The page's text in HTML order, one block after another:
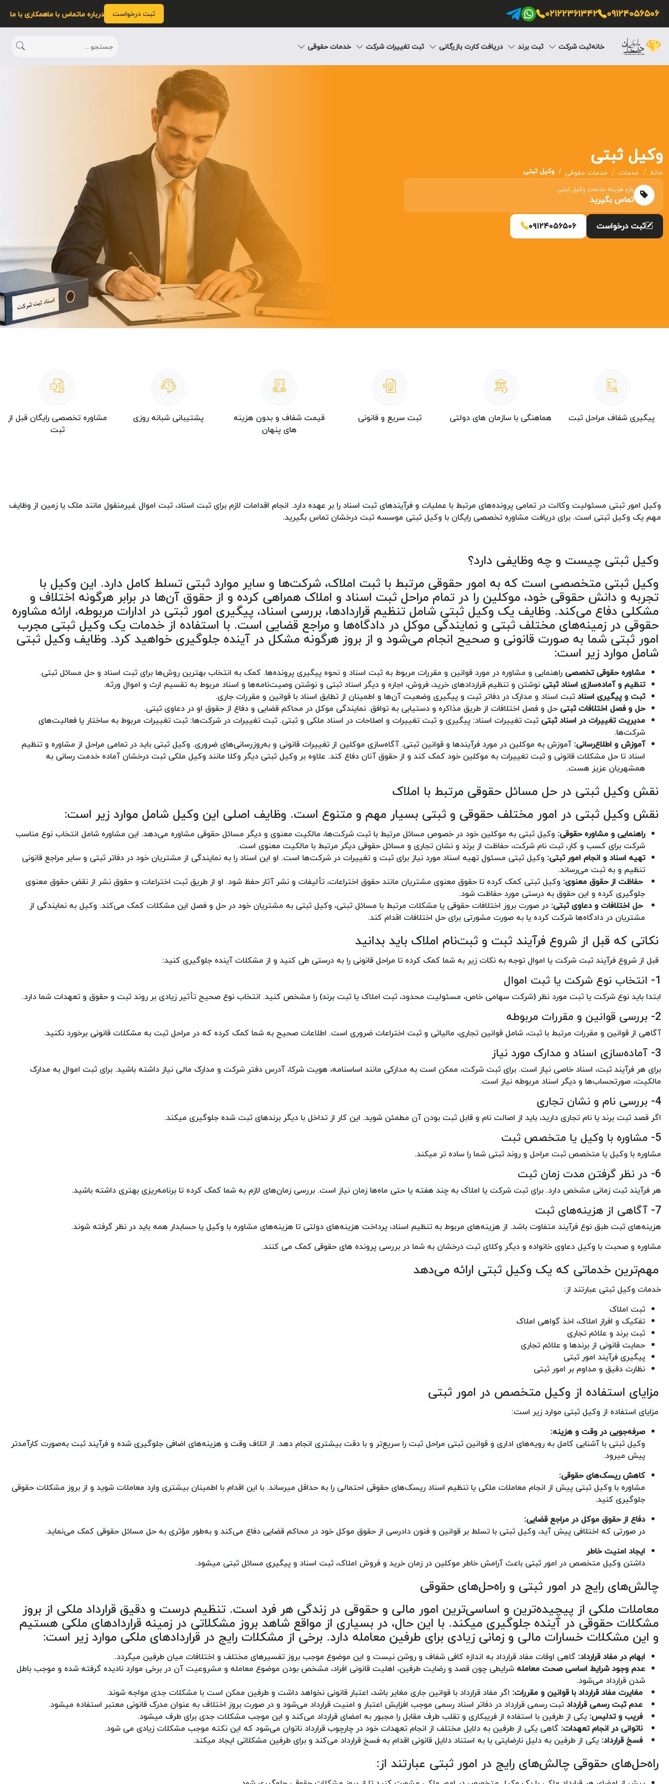
۰۹۱۲۴۰۵۶۵۰۶ ۰۲۱۲۲۳۶۱۳۴۲ ثبت درخواست درباره ماتماس با ماهمکاری با ما
خانهثبت شرکت ثبت برند دریافت کارت بازرگانی ثبت تغییرات شرکت خدمات حقوقی
وکیل ثبتی
خانه خدمات خدمات حقوقی وکیل ثبتی
بازه هزینه خدمات وکیل ثبتی
تماس بگیرید
ثبت درخواست
۰۹۱۲۴۰۵۶۵۰۶
پیگیری شفاف مراحل ثبت هماهنگی با سازمان های دولتی ثبت سریع و قانونی
قیمت شفاف و بدون هزینه
های پنهان
پشتیبانی شبانه روزی
مشاوره تخصصی رایگان قبل از
ثبت
وکیل امور ثبتی مسئولیت وکالت در تمامی پرونده‌های مرتبط با عملیات و فرآیندهای ثبت اسناد را بر عهده دارد. انجام اقدامات لازم برای ثبت اسناد، ثبت اموال غیرمنقول مانند ملک یا زمین از وظایف
مهم یک وکیل ثبتی است. برای دریافت مشاوره تخصصی رایگان با وکیل ثبتی موسسه ثبت درخشان تماس بگیرید.
وکیل ثبتی چیست و چه وظایفی دارد؟
وکیل ثبتی متخصصی است که به امور حقوقی مرتبط با ثبت املاک، شرکت‌ها و سایر موارد ثبتی تسلط کامل دارد. این وکیل با
تجربه و دانش حقوقی خود، موکلین را در تمام مراحل ثبت اسناد و املاک همراهی کرده و از حقوق آن‌ها در برابر هرگونه اختلاف و
مشکلی دفاع می‌کند. وظایف یک وکیل ثبتی شامل تنظیم قراردادها، بررسی اسناد، پیگیری امور ثبتی در ادارات مربوطه، ارائه مشاوره
حقوقی در زمینه‌های مختلف ثبتی و نمایندگی موکل در دادگاه‌ها و مراجع قضایی است. با استفاده از خدمات یک وکیل ثبتی مجرب
امور ثبتی شما به صورت قانونی و صحیح انجام می‌شود و از بروز هرگونه مشکل در آینده جلوگیری خواهید کرد. وظایف وکیل ثبتی
شامل موارد زیر است:
مشاوره حقوقی تخصصی راهنمایی و مشاوره در مورد قوانین و مقررات مربوط به ثبت اسناد و نحوه پیگیری پرونده‌ها. کمک به انتخاب بهترین روش‌ها برای ثبت اسناد و حل مسائل ثبتی.
تنظیم و آماده‌سازی اسناد ثبتی نوشتن و تنظیم قراردادهای خرید، فروش، اجاره و دیگر اسناد ثبتی و نوشتن وصیت‌نامه‌ها و اسناد مربوط به تقسیم ارث و اموال ورثه.
ثبت و پیگیری اسنادثبت اسناد و مدارک در دفاتر ثبت و پیگیری وضعیت آن‌ها و اطمینان از تطابق اسناد با قوانین و مقررات جاری.
حل و فصل اختلافات ثبتی حل و فصل اختلافات از طریق مذاکره و دستیابی به توافق. نمایندگی موکل در محاکم قضایی و دفاع از حقوق او در دعاوی ثبتی.
مدیریت تغییرات در اسناد ثبتی ثبت تغییرات اسناد: پیگیری و ثبت تغییرات و اصلاحات در اسناد ملکی و ثبتی. ثبت تغییرات در شرکت‌ها: ثبت تغییرات مربوط به ساختار یا فعالیت‌های
شرکت‌ها.
آموزش و اطلاع‌رسانی: آموزش به موکلین در مورد فرآیندها و قوانین ثبتی. آگاه‌سازی موکلین از تغییرات قانونی و به‌روزرسانی‌های ضروری. وکیل ثبتی باید در تمامی مراحل از مشاوره و تنظیم
اسناد تا حل مشکلات قانونی و ثبت تغییرات به موکلین خود کمک کند و از حقوق آنان دفاع کند. علاوه بر وکیل ثبتی دیگر وکلا مانند وکیل ملکی ثبت درخشان آماده خدمت رسانی به
همشهریان عزیز هست.
نقش وکیل ثبتی در حل مسائل حقوقی مرتبط با املاک
نقش وکیل ثبتی در امور مختلف حقوقی و ثبتی بسیار مهم و متنوع است. وظایف اصلی این وکیل شامل موارد زیر است:
راهنمایی و مشاوره حقوقی: وکیل ثبتی به موکلین خود در خصوص مسائل مرتبط با ثبت شرکت‌ها، مالکیت معنوی و دیگر مسائل حقوقی مشاوره می‌دهد. این مشاوره شامل انتخاب نوع مناسب
شرکت برای کسب و کار، ثبت نام شرکت، حفاظت از برند و نشان تجاری و مسائل حقوقی دیگر مرتبط با مالکیت معنوی است.
تهیه اسناد و انجام امور ثبتی: وکیل ثبتی مسئول تهیه اسناد مورد نیاز برای ثبت و تغییرات در شرکت‌ها است. او این اسناد را به نمایندگی از مشتریان خود در دفاتر ثبتی و سایر مراجع قانونی
تنظیم و به ثبت می‌رساند.
‌ حفاظت از حقوق معنوی: وکیل ثبتی کمک کرده تا حقوق معنوی مشتریان مانند حقوق اختراعات، تألیفات و نشر آثار حفظ شود. او از طریق ثبت اختراعات و حقوق نشر از نقض حقوق معنوی
جلوگیری کرده و این حقوق به درستی مورد حفاظت شود.
‌ حل اختلافات و دعاوی ثبتی: در صورت بروز اختلافات حقوقی یا مشکلات مرتبط با مسائل ثبتی، وکیل ثبتی به مشتریان خود در حل و فصل این مشکلات کمک می‌کند. وکیل به نمایندگی از
مشتریان در دادگاه‌ها شرکت کرده یا به صورت مشورتی برای حل اختلافات اقدام کند.
نکاتی که قبل از شروع فرآیند ثبت و ثبت‌نام املاک باید بدانید
قبل از شروع فرآیند ثبت شرکت یا اموال توجه به نکات زیر به شما کمک کرده تا مراحل قانونی را به درستی طی کنید و از مشکلات آینده جلوگیری کنید:
1- انتخاب نوع شرکت یا ثبت اموال
ابتدا باید نوع شرکت یا ثبت مورد نظر (شرکت سهامی خاص، مسئولیت محدود، ثبت املاک یا ثبت برند) را مشخص کنید. انتخاب نوع صحیح تأثیر زیادی بر روند ثبت و حقوق و تعهدات شما دارد.
2- بررسی قوانین و مقررات مربوطه
آگاهی از قوانین و مقررات مرتبط با ثبت، شامل قوانین تجاری، مالیاتی و ثبت اختراعات ضروری است. اطلاعات صحیح به شما کمک کرده که در مراحل ثبت به مشکلات قانونی برخورد نکنید.
3- آماده‌سازی اسناد و مدارک مورد نیاز
برای هر فرآیند ثبت، اسناد خاصی نیاز است. برای ثبت شرکت، ممکن است به مدارکی مانند اساسنامه، هویت شرکا، آدرس دفتر شرکت و مدارک مالی نیاز داشته باشید. برای ثبت اموال به مدارک
مالکیت، صورتحساب‌ها و دیگر اسناد مربوطه نیاز است.
4- بررسی نام و نشان تجاری
اگر قصد ثبت برند یا نام تجاری دارید، باید از اصالت نام و قابل ثبت بودن آن مطمئن شوید. این کار از تداخل با دیگر برندهای ثبت شده جلوگیری میکند.
5- مشاوره با وکیل یا متخصص ثبت
مشاوره با وکیل یا متخصص ثبت مراحل و روند ثبتی شما را ساده تر میکند.
6- در نظر گرفتن مدت زمان ثبت
هر فرآیند ثبت زمانی مشخص دارد. برای ثبت شرکت یا املاک به چند هفته یا حتی ماه‌ها زمان نیاز است. بررسی زمان‌های لازم به شما کمک کرده تا برنامه‌ریزی بهتری داشته باشید.
7- آگاهی از هزینه‌های ثبت
هزینه‌های ثبت طبق نوع فرآیند متفاوت باشد. از هزینه‌های مربوط به تنظیم اسناد، پرداخت هزینه‌های دولتی تا هزینه‌های مشاوره با وکیل یا حسابدار همه باید در نظر گرفته شوند.
مشاوره و صحبت با وکیل دعاوی خانواده و دیگر وکلای ثبت درخشان به شما در بررسی پرونده های حقوقی کمک می کنند.
مهم‌ترین خدماتی که یک وکیل ثبتی ارائه می‌دهد
خدمات وکیل ثبتی عبارتند از:
ثبت املاک
تفکیک و افراز املاک، اخذ گواهی املاک
ثبت برند و علائم تجاری
حمایت قانونی از برندها و علائم تجاری
پیگیری فرآیند امور ثبتی
نظارت دقیق و مداوم بر امور ثبتی
مزایای استفاده از وکیل متخصص در امور ثبتی
مزایای استفاده از وکیل ثبتی موارد زیر است:
صرفه‌جویی در وقت و هزینه:
وکیل ثبتی با آشنایی کامل به رویه‌های اداری و قوانین ثبتی مراحل ثبت را سریع‌تر و با دقت بیشتری انجام دهد. از اتلاف وقت و هزینه‌های اضافی جلوگیری شده و فرآیند ثبت به‌صورت کارآمدتر
پیش میرود.
کاهش ریسک‌های حقوقی:
مشاوره با وکیل ثبتی پیش از انجام معاملات ملکی یا تنظیم اسناد ریسک‌های حقوقی احتمالی را به حداقل میرساند. با این اقدام با اطمینان بیشتری وارد معاملات شوید و از بروز مشکلات حقوقی
جلوگیری کنید.
دفاع از حقوق موکل در مراجع قضایی:
در صورتی که اختلافی پیش آید، وکیل ثبتی با تسلط بر قوانین و فنون دادرسی از حقوق موکل خود در محاکم قضایی دفاع می‌کند و به‌طور مؤثری به حل مسائل حقوقی کمک می‌نماید.
ایجاد امنیت خاطر
داشتن وکیل متخصص در امور ثبتی باعث آرامش خاطر موکلین در زمان خرید و فروش املاک، ثبت اسناد و پیگیری مسائل ثبتی میشود.
چالش‌های رایج در امور ثبتی و راه‌حل‌های حقوقی
معاملات ملکی از پیچیده‌ترین و اساسی‌ترین امور مالی و حقوقی در زندگی هر فرد است. تنظیم درست و دقیق قرارداد ملکی از بروز
مشکلات حقوقی در آینده جلوگیری میکند. با این حال، در بسیاری از مواقع شاهد بروز مشکلاتی در زمینه قراردادهای ملکی هستیم
و این مشکلات خسارات مالی و زمانی زیادی برای طرفین معامله دارد. برخی از مشکلات رایج در قراردادهای ملکی موارد زیر است:
ابهام در مفاد قرارداد: گاهی اوقات مفاد قرارداد به اندازه کافی شفاف و روشن نیست و این موضوع موجب بروز تفسیرهای مختلف و اختلافات میان طرفین میگردد.
عدم وجود شرایط اساسی صحت معامله شرایطی چون قصد و رضایت طرفین، اهلیت قانونی افراد، مشخص بودن موضوع معامله و مشروعیت آن در برخی موارد نادیده گرفته شده و موجب باطل
شدن قرارداد می‌شود.
‌ مغایرت مفاد قرارداد با قوانین و مقررات: اگر مفاد قرارداد با قوانین جاری مغایر باشد، اعتبار قانونی نخواهد داشت و طرفین ممکن است با مشکلات جدی مواجه شوند.
‌ عدم ثبت رسمی قراردادثبت رسمی قرارداد در دفاتر اسناد رسمی موجب افزایش اعتبار و امنیت قرارداد می‌شود و در صورت بروز اختلاف به عنوان مدرک قانونی معتبر استفاده میشود.
‌ فریب و تدلیس: یکی از طرفین با استفاده از فریبکاری و تقلب طرف مقابل را مجبور به امضای قرارداد می‌کند و این موجب مشکلات جدی برای طرف میشود.
‌ ناتوانی در انجام تعهدات: گاهی یکی از طرفین به دلایل مختلف از انجام تعهدات خود در چارچوب قرارداد ناتوان می‌شود که این نکته موجب مشکلات زیادی می شود.
‌ فسخ قرارداد: یکی از طرفین به دلیل نارضایتی یا به استناد دلایل قانونی اقدام به فسخ قرارداد می‌کند و برای طرفین مشکلاتی ایجاد میکند.
راه‌حل‌های حقوقی چالش‌های رایج در امور ثبتی عبارتند از: